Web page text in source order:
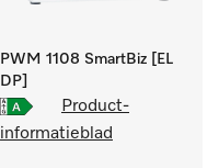
PWM 1108 SmartBiz [EL
DP]
Product-
informatieblad